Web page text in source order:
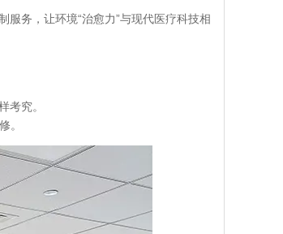
务，让环境“治愈力”与现代医疗科技相
究。
。